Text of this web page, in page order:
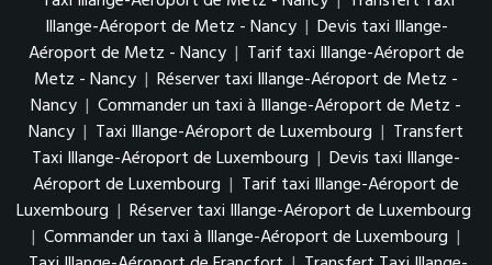
Illange-Aéroport de Metz - Nancy | Devis taxi Illange-
Aéroport de Metz - Nancy | Tarif taxi Illange-Aéroport de
Metz - Nancy | Réserver taxi Illange-Aéroport de Metz -
Nancy | Commander un taxi à Illange-Aéroport de Metz -
Nancy | Taxi Illange-Aéroport de Luxembourg | Transfert
Taxi Illange-Aéroport de Luxembourg | Devis taxi Illange-
Aéroport de Luxembourg | Tarif taxi Illange-Aéroport de
Luxembourg | Réserver taxi Illange-Aéroport de Luxembourg
| Commander un taxi à Illange-Aéroport de Luxembourg |